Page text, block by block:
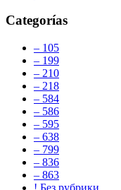
Categorías
– 105
– 199
– 210
– 218
– 584
– 586
– 595
– 638
– 799
– 836
– 863
! Без рубрики